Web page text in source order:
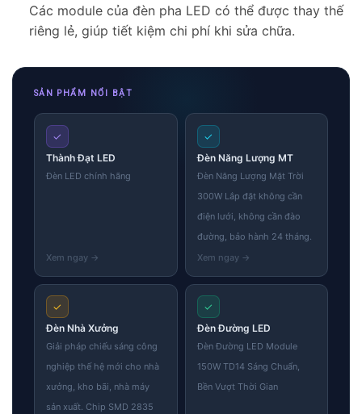
Các module của đèn pha LED có thể được thay thế
riêng lẻ, giúp tiết kiệm chi phí khi sửa chữa.
SẢN PHẨM NỔI BẬT
✓
Thành Đạt LED
Đèn LED chính hãng
✓
Đèn Năng Lượng MT
Đèn Năng Lượng Mặt Trời
300W Lắp đặt không cần
điện lưới, không cần đào
đường, bảo hành 24 tháng.
✓
Đèn Nhà Xưởng
Giải pháp chiếu sáng công
nghiệp thế hệ mới cho nhà
xưởng, kho bãi, nhà máy
sản xuất. Chip SMD 2835
✓
Đèn Đường LED
Đèn Đường LED Module
150W TD14 Sáng Chuẩn,
Bền Vượt Thời Gian